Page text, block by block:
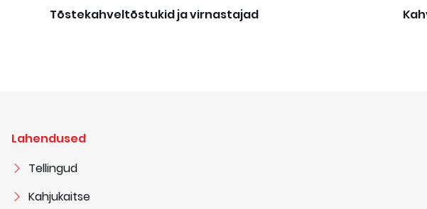
Tõstekahveltõstukid ja virnastajad
Lahendused
Tellingud
Kahjukaitse